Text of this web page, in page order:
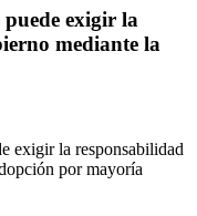
exigir la
mediante la
exigir la responsabilidad
por mayoría